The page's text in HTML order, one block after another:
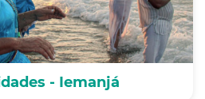
- Iemanjá